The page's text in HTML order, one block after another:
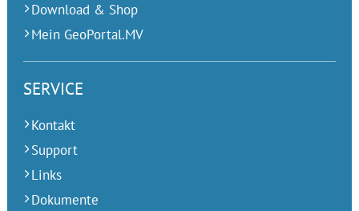
Download & Shop
Mein GeoPortal.MV
SERVICE
Kontakt
Support
Links
Dokumente